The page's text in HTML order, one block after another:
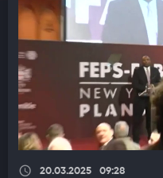
20.03.2025 09:28